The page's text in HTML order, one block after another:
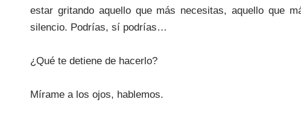
estar gritando aquello que más necesitas, aquello que
silencio. Podrías, sí podrías…
¿Qué te detiene de hacerlo?
Mírame a los ojos, hablemos.